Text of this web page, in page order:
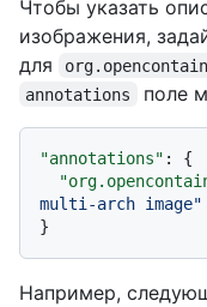
Чтобы указать
изображения,
для
annotations поле
"annotations" :
{
multi-arch image"
}
Например,